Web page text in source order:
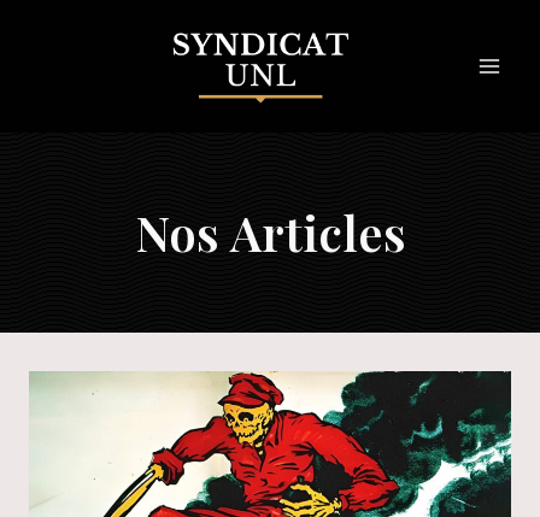
Nos Articles